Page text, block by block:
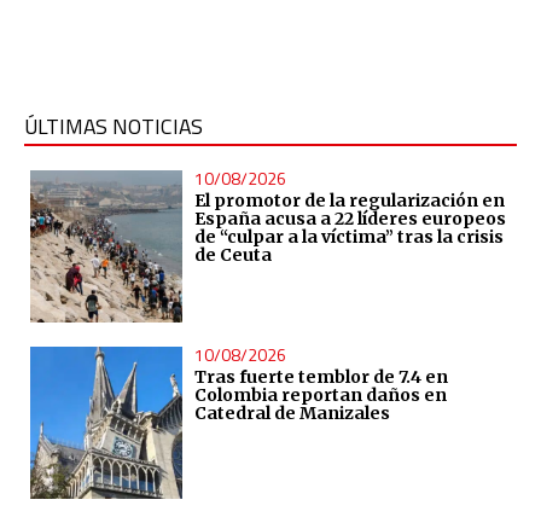
ÚLTIMAS NOTICIAS
10/08/2026
El promotor de la regularización en
España acusa a 22 líderes europeos
de “culpar a la víctima” tras la crisis
de Ceuta
10/08/2026
Tras fuerte temblor de 7.4 en
Colombia reportan daños en
Catedral de Manizales